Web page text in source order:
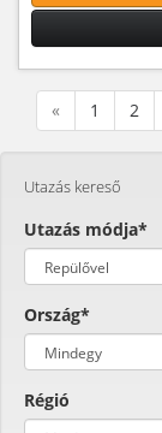
« 1 2
Utazás kereső
Utazás módja*
Ország*
Régió